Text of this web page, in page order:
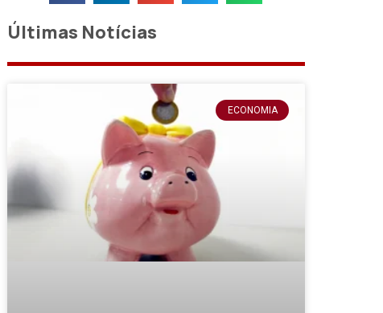
Últimas Notícias
ECONOMIA